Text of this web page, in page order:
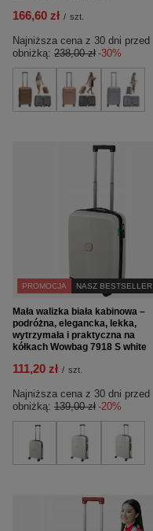
166,60 zł / szt.
Najniższa cena z 30 dni przed
obniżką: 238,00 zł -30%
PROMOCJA NASZ BESTSELLER
Mała walizka biała kabinowa –
podróżna, elegancka, lekka,
wytrzymała i praktyczna na
kółkach Wowbag 7918 S white
111,20 zł / szt.
Najniższa cena z 30 dni przed
obniżką: 139,00 zł -20%